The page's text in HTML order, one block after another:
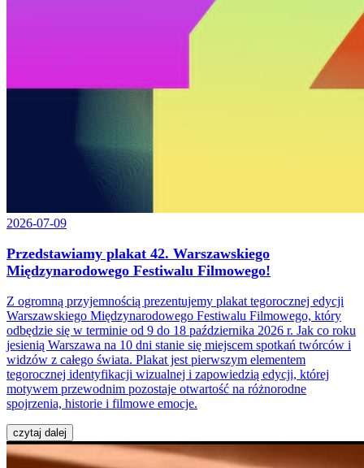
2026-07-09
Przedstawiamy plakat 42. Warszawskiego
Międzynarodowego Festiwalu Filmowego!
Z ogromną przyjemnością prezentujemy plakat tegorocznej edycji
Warszawskiego Międzynarodowego Festiwalu Filmowego, który
odbędzie się w terminie od 9 do 18 października 2026 r. Jak co roku
jesienią Warszawa na 10 dni stanie się miejscem spotkań twórców i
widzów z całego świata. Plakat jest pierwszym elementem
tegorocznej identyfikacji wizualnej i zapowiedzią edycji, której
motywem przewodnim pozostaje otwartość na różnorodne
spojrzenia, historie i filmowe emocje.
czytaj dalej